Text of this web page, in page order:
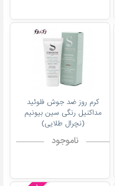
کرم روز ضد جوش فلوئید
مداکنیل رنگی سین بیونیم
(نچرال طلایی)
ناموجود